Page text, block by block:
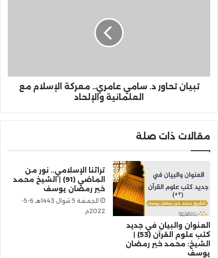
تبيان تحاور د. سامي عامري.. معركة الإسلام مع
العلمانية والإلحاد
مقالات ذات صلة
العنوان والبيان في جديد
كتب علوم القرآن (53) |
الشيخ: محمد خير رمضان
يوسف
تراثنا الإسلامي.. نور من
الماضي (91) | الشيخ محمد
خير رمضان يوسف
الجمعة 5 شوال 1443هـ 6-5-
2022م